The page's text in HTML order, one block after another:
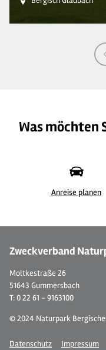
Was möchten
Anreise planen
Zweckverband
Moltkestraße 26
51643 Gummersbach
T: 0 22 61 - 9163100
© 2024 Naturpark
Datenschutz Impressum